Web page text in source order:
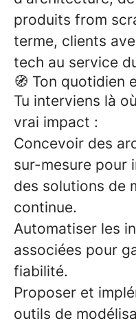
produits from
terme, clients
tech au service
🧭 Ton quotidien
Tu interviens là
vrai impact :
Concevoir des
sur-mesure pour
des solutions de
continue.
Automatiser les
associées pour
fiabilité.
Proposer et
outils de